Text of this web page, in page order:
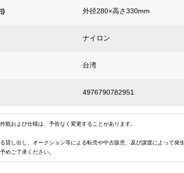
) 外径280×高さ330mm
ナイロン
台湾
4976790782951
観および仕様は、予告なく変更することがあります。
貸し出し、オークション等による転売や中古販売、及び譲渡によって発
めご了承ください。